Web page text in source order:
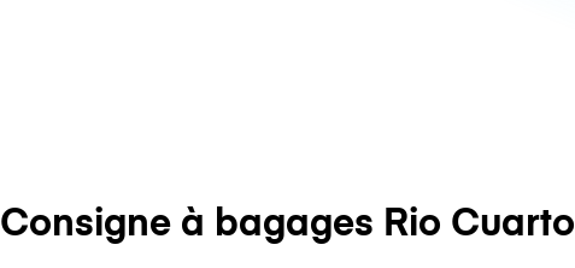
Consigne à bagages Rio Cuarto